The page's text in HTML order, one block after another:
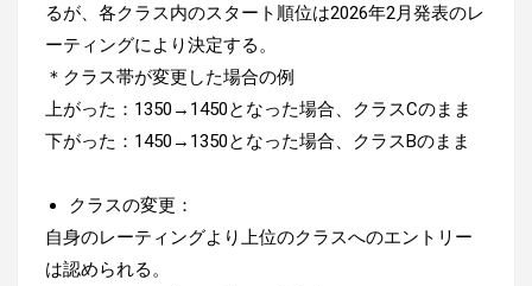
るが、各クラス内のスタート順位は2026年2月発表のレ
ーティングにより決定する。
＊クラス帯が変更した場合の例
上がった：1350→1450となった場合、クラスCのまま
下がった：1450→1350となった場合、クラスBのまま
クラスの変更：
自身のレーティングより上位のクラスへのエントリー
は認められる。